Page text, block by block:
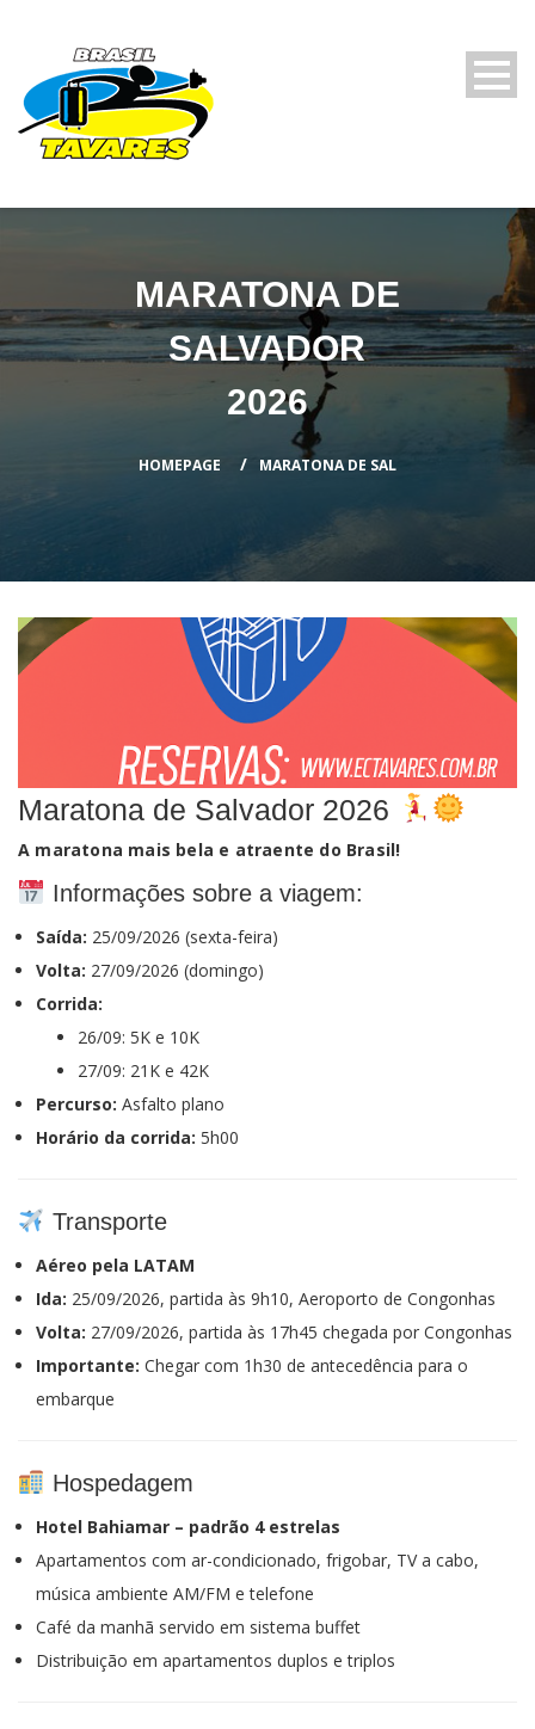
Login
MARATONA DE
SALVADOR
2026
HOMEPAGE MARATONA DE SAL
Maratona de Salvador 2026
A maratona mais bela e atraente do Brasil!
Informações sobre a viagem:
Saída: 25/09/2026 (sexta-feira)
Volta: 27/09/2026 (domingo)
Corrida:
26/09: 5K e 10K
27/09: 21K e 42K
Percurso: Asfalto plano
Horário da corrida: 5h00
Transporte
Aéreo pela LATAM
Ida: 25/09/2026, partida às 9h10, Aeroporto de Congonhas
Volta: 27/09/2026, partida às 17h45 chegada por Congonhas
Importante: Chegar com 1h30 de antecedência para o
embarque
Hospedagem
Hotel Bahiamar – padrão 4 estrelas
Apartamentos com ar-condicionado, frigobar, TV a cabo,
música ambiente AM/FM e telefone
Café da manhã servido em sistema buffet
Distribuição em apartamentos duplos e triplos